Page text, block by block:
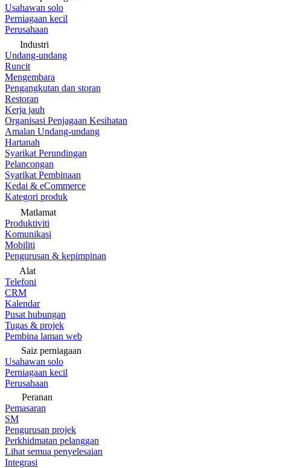
Usahawan solo
Perniagaan kecil
Perusahaan
Industri
Undang-undang
Runcit
Mengembara
Pengangkutan dan storan
Restoran
Kerja jauh
Organisasi Penjagaan Kesihatan
Amalan Undang-undang
Hartanah
Syarikat Perundingan
Pelancongan
Syarikat Pembinaan
Kedai & eCommerce
Kategori produk
Matlamat
Produktiviti
Komunikasi
Mobiliti
Pengurusan & kepimpinan
Alat
Telefoni
CRM
Kalendar
Pusat hubungan
Tugas & projek
Pembina laman web
Saiz perniagaan
Usahawan solo
Perniagaan kecil
Perusahaan
Peranan
Pemasaran
SM
Pengurusan projek
Perkhidmatan pelanggan
Lihat semua penyelesaian
Integrasi